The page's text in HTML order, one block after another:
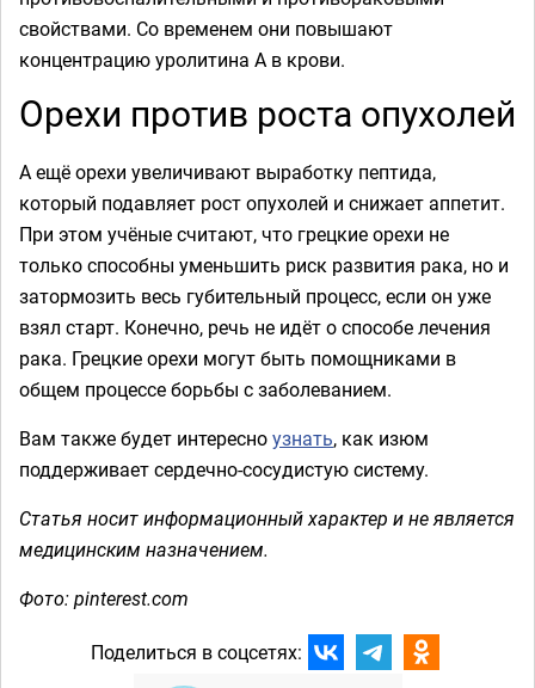
свойствами. Со временем они повышают
концентрацию уролитина А в крови.
Орехи против роста опухолей
А ещё орехи увеличивают выработку пептида,
который подавляет рост опухолей и снижает аппетит.
При этом учёные считают, что грецкие орехи не
только способны уменьшить риск развития рака, но и
затормозить весь губительный процесс, если он уже
взял старт. Конечно, речь не идёт о способе лечения
рака. Грецкие орехи могут быть помощниками в
общем процессе борьбы с заболеванием.
Вам также будет интересноузнать, как изюм
поддерживает сердечно-сосудистую систему.
Статья носит информационный характер и не является
медицинским назначением.
Фото: pinterest.com
Поделиться в соцсетях: